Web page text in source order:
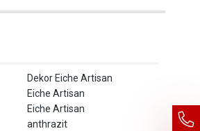
Dekor Eiche Artisan
Eiche Artisan
Eiche Artisan
anthrazit